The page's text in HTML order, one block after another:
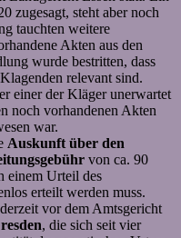
zugesagt, steht aber noch
tauchten weitere
Akten aus den
wurde bestritten, dass
relevant sind.
einer der Kläger unerwartet
noch vorhandenen Akten
war.
Auskunft über den
von ca. 90
einem Urteil des
erteilt werden muss.
vor dem Amtsgericht
, die sich seit vier